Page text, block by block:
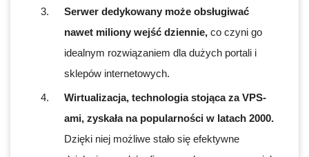
Serwer dedykowany może obsługiwać
nawet miliony wejść dziennie, co czyni go
idealnym rozwiązaniem dla dużych portali i
sklepów internetowych.
Wirtualizacja, technologia stojąca za VPS-
ami, zyskała na popularności w latach 2000.
Dzięki niej możliwe stało się efektywne